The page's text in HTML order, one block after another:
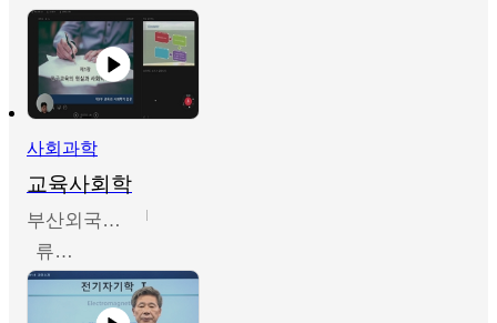
사회과학
교육사회학
부산외국어대학교
류영철